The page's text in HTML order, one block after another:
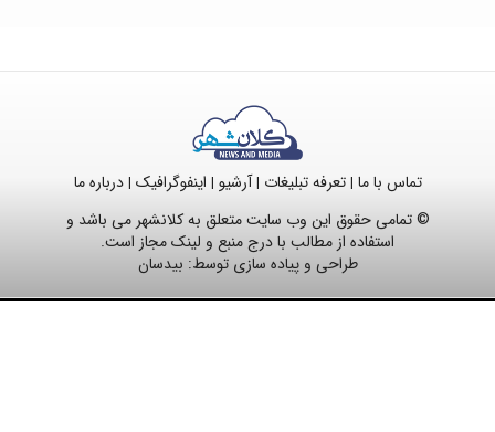
تماس با ما |تعرفه تبلیغات |آرشیو | اینفوگرافیک |درباره ما
© تمامی حقوق این وب سایت متعلق به کلانشهر می باشد و
استفاده از مطالب با درج منبع و لینک مجاز است.
طراحی و پیاده سازی توسط: بیدسان